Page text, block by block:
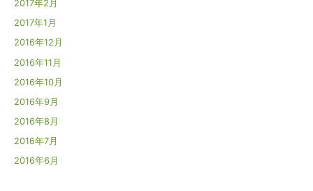
2017年2月
2017年1月
2016年12月
2016年11月
2016年10月
2016年9月
2016年8月
2016年7月
2016年6月